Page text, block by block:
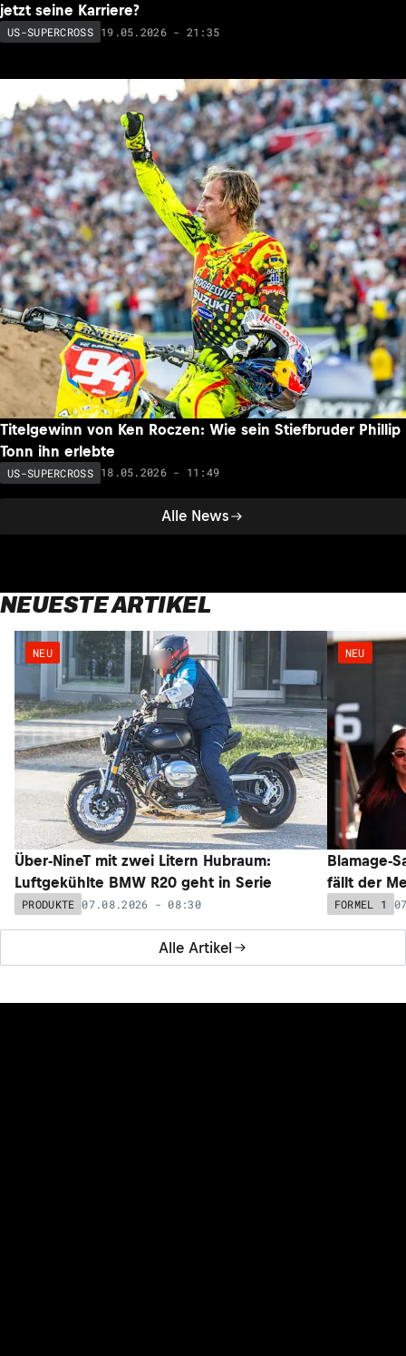
Alle News
jetzt seine Karriere?
US-SUPERCROSS 19.05.2026 - 21:35
Titelgewinn von Ken Roczen: Wie sein Stiefbruder Phillip
Tonn ihn erlebte
US-SUPERCROSS 18.05.2026 - 11:49
NEUESTE ARTIKEL
Alle Artikel
NEU
Über-NineT mit zwei Litern Hubraum:
Luftgekühlte BMW R20 geht in Serie
PRODUKTE 07.08.2026 - 08:30
NEU
Blamage-
fällt der
FORMEL 1